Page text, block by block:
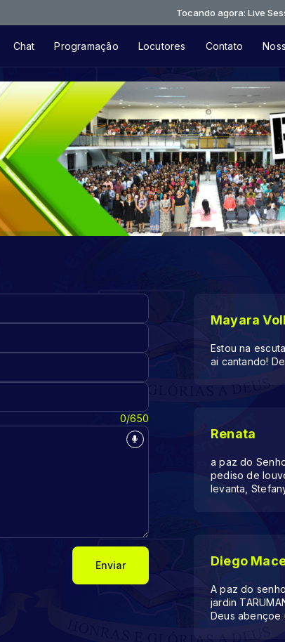
Tocando agora: Live Session 1 - Sossega
Chat Programação Locutores Contato
0/650
Enviar
Mayara
Estou na
ai cantando!
Renata
a paz do
pediso de
levanta,
Diego
A paz do
jardin
Deus abençoe